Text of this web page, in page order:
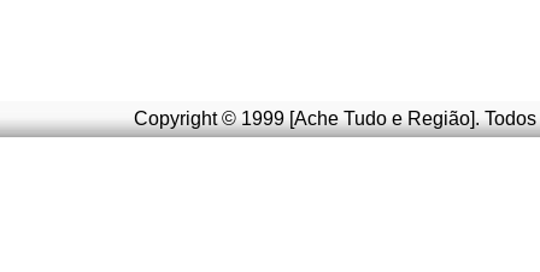
Copyright © 1999 [Ache Tudo e Região].